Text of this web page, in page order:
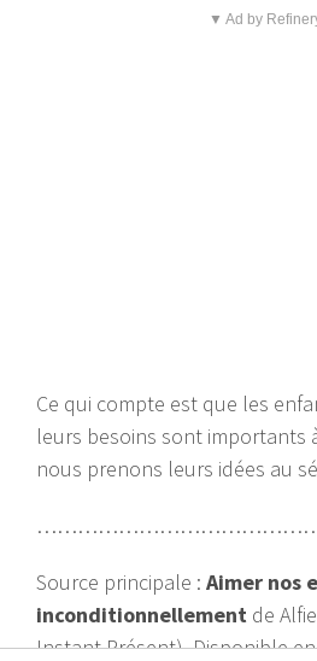
▼ Ad by
Ce qui compte est que les
leurs besoins sont importants
nous prenons leurs idées au
Source principale : Aimer nos
inconditionnellement de
Instant Présent). Disponible